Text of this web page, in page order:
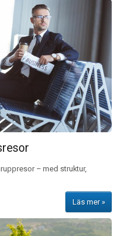
– med struktur,
Läs mer